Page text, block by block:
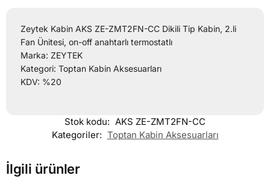
Zeytek Kabin AKS ZE-ZMT2FN-CC Dikili Tip Kabin, 2.li
Fan Ünitesi, on-off anahtarlı termostatlı
Marka: ZEYTEK
Kategori: Toptan Kabin Aksesuarları
KDV: %20
Stok kodu: AKS ZE-ZMT2FN-CC
Kategoriler: Toptan Kabin Aksesuarları
İlgili ürünler